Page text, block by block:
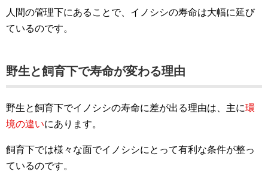
人間の管理下にあることで、イノシシの寿命は大幅に延び
ているのです。
野生と飼育下で寿命が変わる理由
野生と飼育下でイノシシの寿命に差が出る理由は、主に環
境の違いにあります。
飼育下では様々な面でイノシシにとって有利な条件が整っ
ているのです。